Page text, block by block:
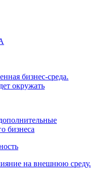
бизнес-среда.
окружать
бизнеса
на внешнюю среду.